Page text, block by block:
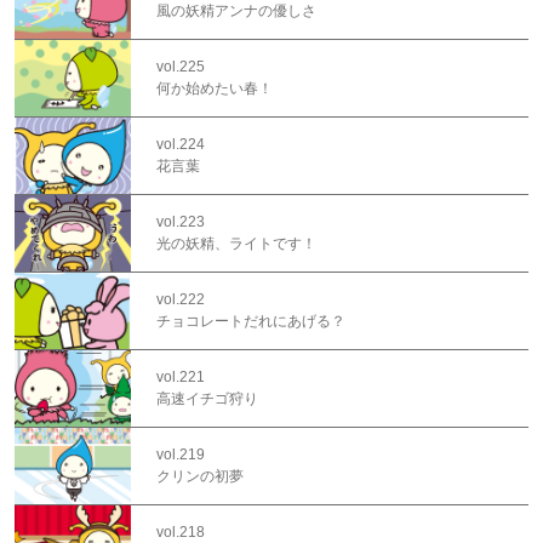
風の妖精アンナの優しさ
vol.225
何か始めたい春！
vol.224
花言葉
vol.223
光の妖精、ライトです！
vol.222
チョコレートだれにあげる？
vol.221
高速イチゴ狩り
vol.219
クリンの初夢
vol.218